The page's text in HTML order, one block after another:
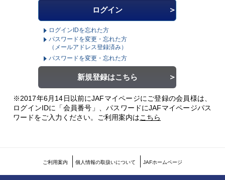
ログインIDを忘れた方
パスワードを変更・忘れた方
（メールアドレス登録済み）
パスワードを変更・忘れた方
新規登録はこちら
※2017年6月14日以前にJAFマイページにご登録の会員様は、
ログインIDに「会員番号」、パスワードにJAFマイページパス
ワードをご入力ください。 ご利用案内はこちら
ご利用案内 個人情報の取扱いについて JAFホームページ